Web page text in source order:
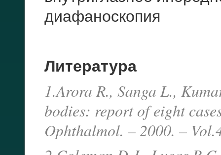
диафаноскопия
Литература
1.Arora R., Sanga L.,
bodies: report of eight
Ophthalmol. – 2000. –